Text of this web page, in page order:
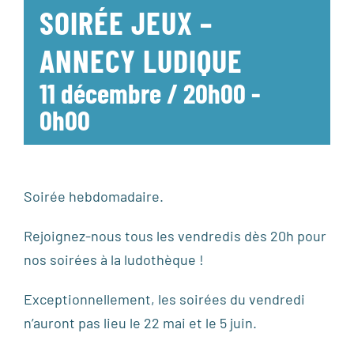
SOIRÉE JEUX –
ANNECY LUDIQUE
11 décembre / 20h00-
0h00
Soirée hebdomadaire.
Rejoignez-nous tous les vendredis dès 20h pour
nos soirées à la ludothèque !
Exceptionnellement, les soirées du vendredi
n’auront pas lieu le 22 mai et le 5 juin.